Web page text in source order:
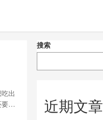
出
不
搜索
近期文章